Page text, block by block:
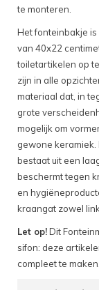
te monteren.
Het fonteinbakje
van 40x22
toiletartikelen op
zijn in alle
materiaal dat, in
grote
mogelijk om
gewone
bestaat uit een
beschermt tegen
en
kraangat zowel
Let op!Dit
sifon: deze
compleet te maken.